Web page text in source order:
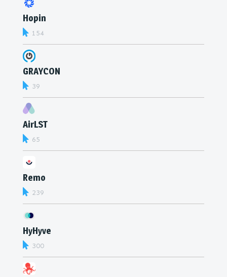
Hopin
154
GRAYCON
39
AirLST
65
Remo
239
HyHyve
300